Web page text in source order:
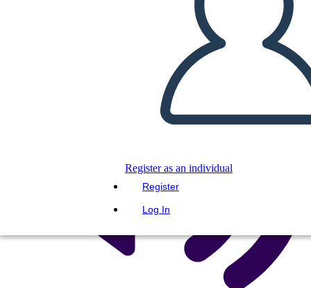
Register as an individual
Register
Log In
READ TO ME